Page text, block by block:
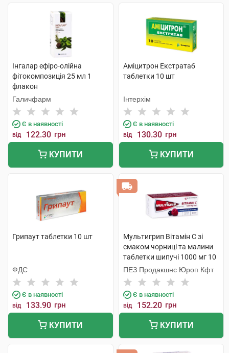
Інгалар ефіро-олійна
фітокомпозиція 25 мл 1
флакон
Галичфарм
Є в наявності
від 122.30 грн
КУПИТИ
Аміцитрон Екстратаб
таблетки 10 шт
Інтерхім
Є в наявності
від 130.30 грн
КУПИТИ
Грипаут таблетки 10 шт
ФДС
Є в наявності
від 133.90 грн
КУПИТИ
Мультигрип Вітамін С зі
смаком чорниці та малини
таблетки шипучі 1000 мг 10
шт
ПЕЗ Продакшнс Юроп Кфт
Є в наявності
від 152.20 грн
КУПИТИ